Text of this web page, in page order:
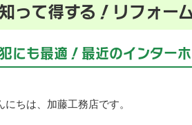
知って得する！リフォー
にも最適！最近のインター
にちは、加藤工務店です。